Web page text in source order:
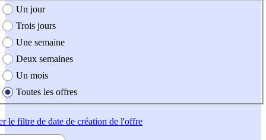
création de l'offre
Un jour
Trois jours
Une semaine
Deux semaines
Un mois
Toutes les offres
le filtre de date de création de l'offre